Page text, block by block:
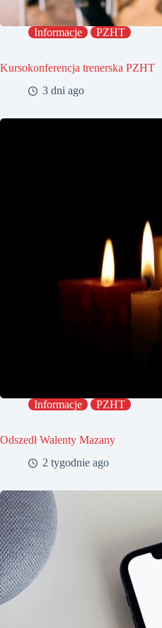
Informacje PZHT
Kursokonferencja trenerska PZHT
3 dni ago
Informacje PZHT
Odszedł Walenty Mazany
2 tygodnie ago